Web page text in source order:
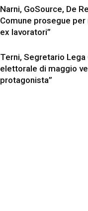
Narni, GoSource, De
Comune prosegue
ex lavoratori”
Terni, Segretario Lega
elettorale di maggio
protagonista”